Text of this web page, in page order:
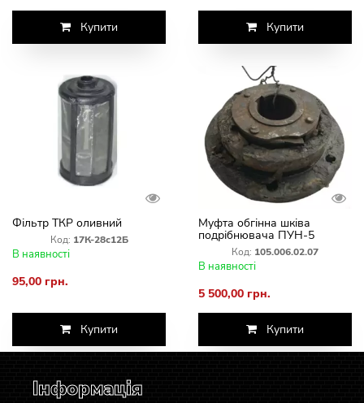
Купити Купити
Фільтр ТКР оливний
Код: 17К-28с12Б
В наявності
95,00 грн.
Купити
Муфта обгінна шківа
подрібнювача ПУН-5
комбайна Нива СК-5
Код: 105.006.02.07
В наявності
5 500,00 грн.
Купити
Інформація